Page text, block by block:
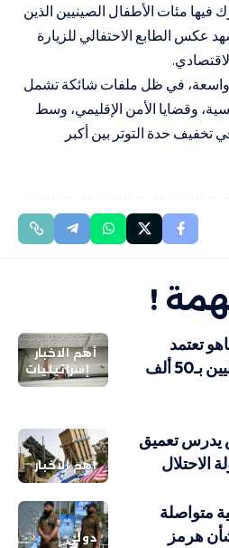
مئات الأطفال الصينيين الذين
عكس الطابع الاحتفالي للزيارة
واسعة، في ظل ملفات شائكة تشمل
وقضايا الأمن الإقليمي، وسط
تخفيف حدة التوتر بين أكبر
!
أهم الاخبار
إسرائيليات
تعتمد
استبدال العمال الفلسطينيين بـ50 ألف
أهم الاخبار
يدرس تعميق
الاحتلال
دولي
متواصلة
هرمز